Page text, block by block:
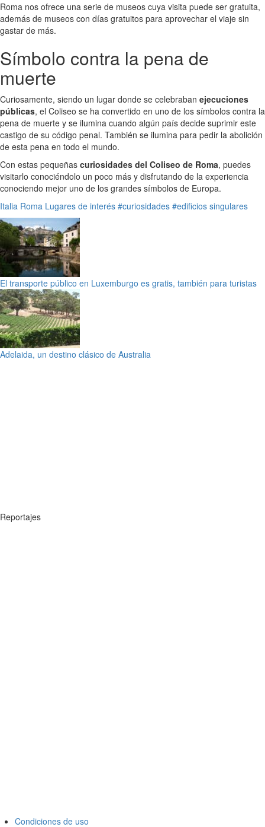
Roma nos ofrece una serie de museos cuya visita puede ser gratuita,
además de museos con días gratuitos para aprovechar el viaje sin
gastar de más.
Símbolo contra la pena de
muerte
Curiosamente, siendo un lugar donde se celebraban ejecuciones
públicas, el Coliseo se ha convertido en uno de los símbolos contra la
pena de muerte y se ilumina cuando algún país decide suprimir este
castigo de su código penal. También se ilumina para pedir la abolición
de esta pena en todo el mundo.
Con estas pequeñas curiosidades del Coliseo de Roma, puedes
visitarlo conociéndolo un poco más y disfrutando de la experiencia
conociendo mejor uno de los grandes símbolos de Europa.
Italia Roma Lugares de interés #curiosidades #edificios singulares
El transporte público en Luxemburgo es gratis, también para turistas
Adelaida, un destino clásico de Australia
Reportajes
Condiciones de uso